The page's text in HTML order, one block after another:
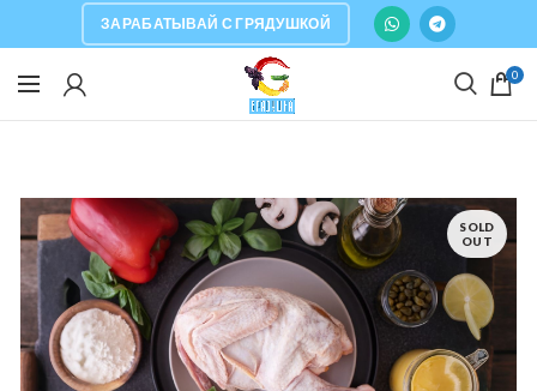
ЗАРАБАТЫВАЙ С ГРЯДУШКОЙ
0
SOLD
OUT